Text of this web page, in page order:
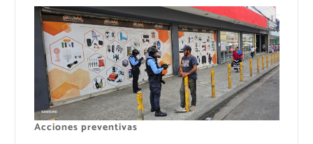
Acciones preventivas